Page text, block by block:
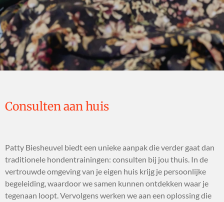
Consulten aan huis
Patty Biesheuvel biedt een unieke aanpak die verder gaat dan
traditionele hondentrainingen: consulten bij jou thuis. In de
vertrouwde omgeving van je eigen huis krijg je persoonlijke
begeleiding, waardoor we samen kunnen ontdekken waar je
tegenaan loopt. Vervolgens werken we aan een oplossing die